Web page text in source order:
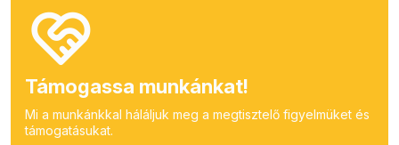
Támogassa munkánkat!
Mi a munkánkkal háláljuk meg a megtisztelő figyelmüket és
támogatásukat.